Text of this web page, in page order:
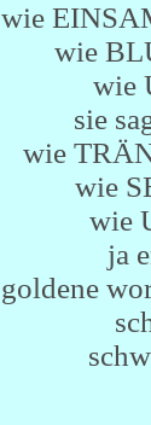
wie
wie
wie
sie
wie
wie
wie
ja
goldene